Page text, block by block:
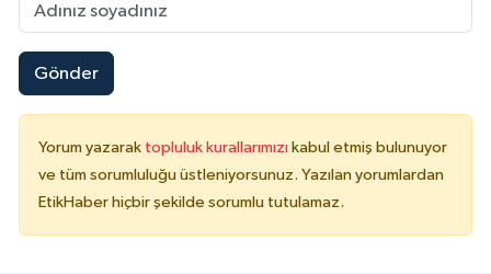
Gönder
Yorum yazarak topluluk kurallarımızı kabul etmiş bulunuyor
ve tüm sorumluluğu üstleniyorsunuz. Yazılan yorumlardan
EtikHaber hiçbir şekilde sorumlu tutulamaz.